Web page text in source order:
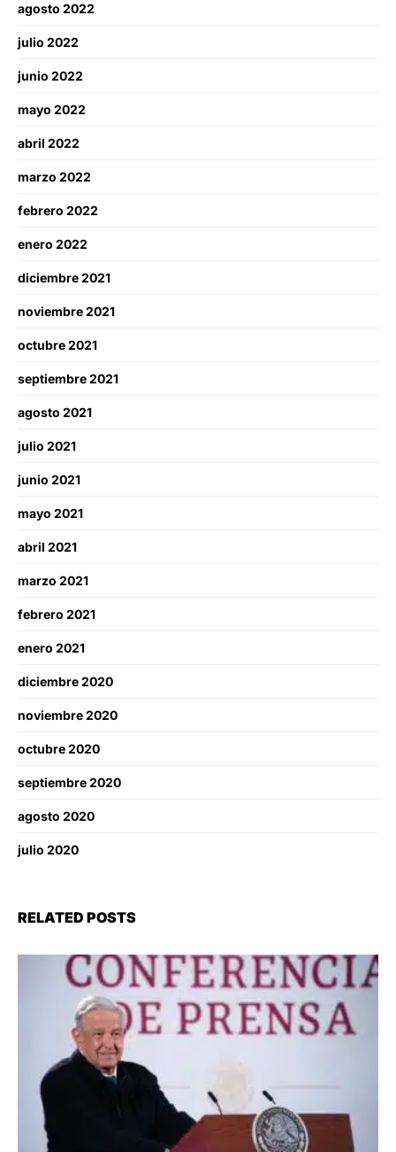
agosto 2022
julio 2022
junio 2022
mayo 2022
abril 2022
marzo 2022
febrero 2022
enero 2022
diciembre 2021
noviembre 2021
octubre 2021
septiembre 2021
agosto 2021
julio 2021
junio 2021
mayo 2021
abril 2021
marzo 2021
febrero 2021
enero 2021
diciembre 2020
noviembre 2020
octubre 2020
septiembre 2020
agosto 2020
julio 2020
RELATED POSTS